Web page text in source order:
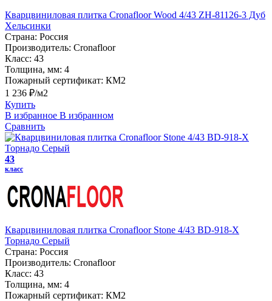
Кварцвиниловая плитка Cronafloor Wood 4/43 ZH-81126-3 Дуб
Хельсинки
Страна: Россия
Производитель: Cronafloor
Класс: 43
Толщина, мм: 4
Пожарный сертификат: КМ2
1 236 ₽/м2
Купить
В избранное В избранном
Сравнить
43
класс
Кварцвиниловая плитка Cronafloor Stone 4/43 BD-918-X
Торнадо Серый
Страна: Россия
Производитель: Cronafloor
Класс: 43
Толщина, мм: 4
Пожарный сертификат: КМ2